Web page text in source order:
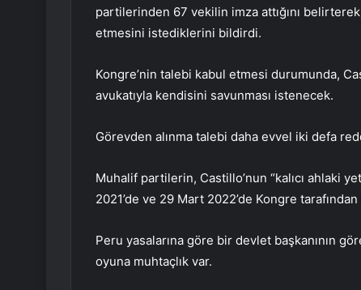
partilerinden 67 vekilin imza attığını
etmesini istediklerini bildirdi.
Kongre’nin talebi kabul etmesi durumunda,
avukatıyla kendisini savunması istenecek.
Görevden alınma talebi daha evvel iki defa
Muhalif partilerin, Castillo’nun “kalıcı ahlaki
2021’de ve 29 Mart 2022’de Kongre
Peru yasalarına göre bir devlet başkanının
oyuna muhtaçlık var.